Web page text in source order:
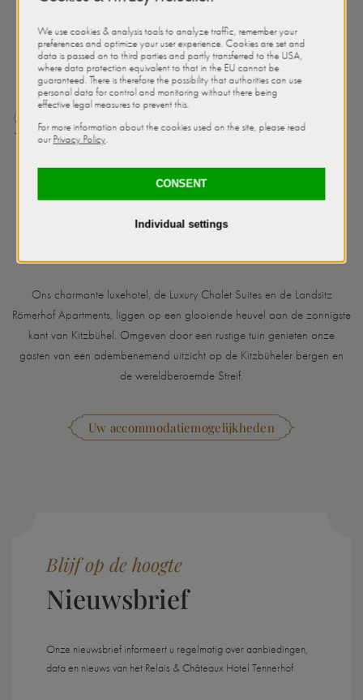
Hotel, luxe chalets en appartementen
Ons charmante luxehotel, de Luxury Chalet Suites en de Landsitz
Römerhof Apartments, liggen op een glooiende heuvel aan de zonnigste
kant van Kitzbühel. Omgeven door een rustige tuin genieten onze
gasten van een adembenemend uitzicht op de Kitzbüheler bergen en
de wereldberoemde Streif.
Uw accommodatiemogelijkheden
Blijf op de hoogte
Nieuwsbrief
Onze nieuwsbrief informeert u regelmatig over aanbiedingen,
data en nieuws van het Relais & Châteaux Hotel Tennerhof